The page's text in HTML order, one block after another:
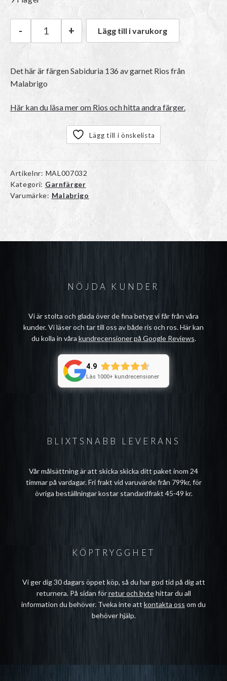
Malabrigo Rios | 136 Sabiduria mängd
- + Lägg till i varukorg
Det här är färgenSabiduria 136av garnet Riosfrån
Malabrigo
Här kan du läsa mer om Rios och hitta andra färger.
Lägg till i önskelista
Artikelnr: MAL007032
Kategori: Garnfärger
Varumärke: Malabrigo
BLIXTSNABB LEVERANS
Vår målsättning är att skicka skicka ditt paket inom 24
timmar på vardagar. Fri frakt vid varuvärde från 799kr, för
övriga beställningar kostar standardfrakt 45-49 kr.
NÖJDA KUNDER
Vi är stolta och glada över de fina betyg vi får från våra
kunder. Vi läser och tar till oss av både ris och ros. Här kan
du kolla in våra kundrecensioner på Google Reviews.
4.9
Läs 1000+ kundrecensioner
KÖPTRYGGHET
Vi ger dig 30 dagars öppet köp, så du har god tid på dig att
returnera. På sidan förretur och bytehittar du all
information du behöver. Tveka inte att kontakta oss om du
behöver hjälp.